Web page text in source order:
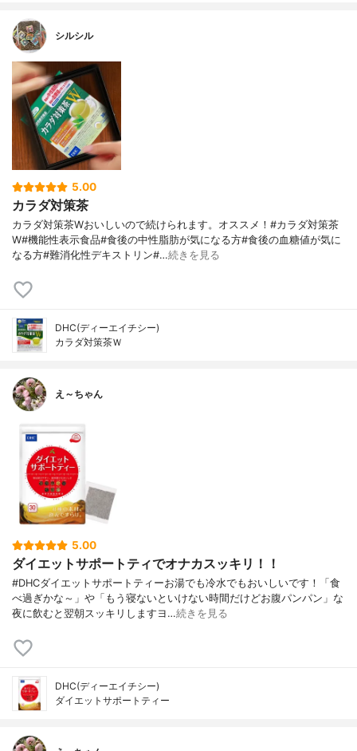
シルシル
5.00
カラダ対策茶
カラダ対策茶Wおいしいので続けられます。オススメ！#カラダ対策茶
W#機能性表示食品#食後の中性脂肪が気になる方#食後の血糖値が気に
なる方#難消化性デキストリン#…続きを見る
DHC(ディーエイチシー)
カラダ対策茶Ｗ
え～ちゃん
5.00
ダイエットサポートティでオナカスッキリ！！
#DHCダイエットサポートティーお湯でも冷水でもおいしいです！「食
べ過ぎかな～」や「もう寝ないといけない時間だけどお腹パンパン」な
夜に飲むと翌朝スッキリしますヨ…続きを見る
DHC(ディーエイチシー)
ダイエットサポートティー